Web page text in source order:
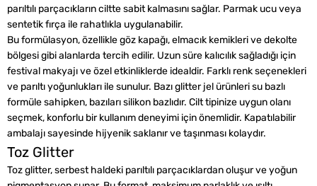
parıltılı parçacıkların ciltte sabit kalmasını sağlar. Parmak ucu veya
sentetik fırça ile rahatlıkla uygulanabilir.
Bu formülasyon, özellikle göz kapağı, elmacık kemikleri ve dekolte
bölgesi gibi alanlarda tercih edilir. Uzun süre kalıcılık sağladığı için
festival makyajı ve özel etkinliklerde idealdir. Farklı renk seçenekleri
ve parıltı yoğunlukları ile sunulur. Bazı glitter jel ürünleri su bazlı
formüle sahipken, bazıları silikon bazlıdır. Cilt tipinize uygun olanı
seçmek, konforlu bir kullanım deneyimi için önemlidir. Kapatılabilir
ambalajı sayesinde hijyenik saklanır ve taşınması kolaydır.
Toz Glitter
Toz glitter, serbest haldeki parıltılı parçacıklardan oluşur ve yoğun